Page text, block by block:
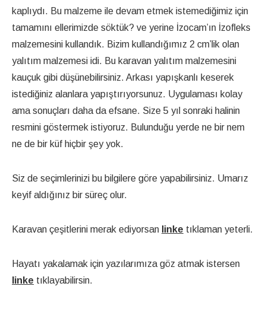
kaplıydı. Bu malzeme ile devam etmek istemediğimiz için
tamamını ellerimizde söktük? ve yerine İzocam’ın İzofleks
malzemesini kullandık. Bizim kullandığımız 2 cm’lik olan
yalıtım malzemesi idi. Bu karavan yalıtım malzemesini
kauçuk gibi düşünebilirsiniz. Arkası yapışkanlı keserek
istediğiniz alanlara yapıştırıyorsunuz. Uygulaması kolay
ama sonuçları daha da efsane. Size 5 yıl sonraki halinin
resmini göstermek istiyoruz. Bulunduğu yerde ne bir nem
ne de bir küf hiçbir şey yok.
Siz de seçimlerinizi bu bilgilere göre yapabilirsiniz. Umarız
keyif aldığınız bir süreç olur.
Karavan çeşitlerini merak ediyorsan linke tıklaman yeterli.
Hayatı yakalamak için yazılarımıza göz atmak istersen
linke tıklayabilirsin.